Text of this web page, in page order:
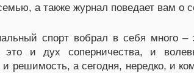
а также журнал поведает вам о
спорт вобрал в себя много
это и дух соперничества, и
решимость, а сегодня, нередко, и